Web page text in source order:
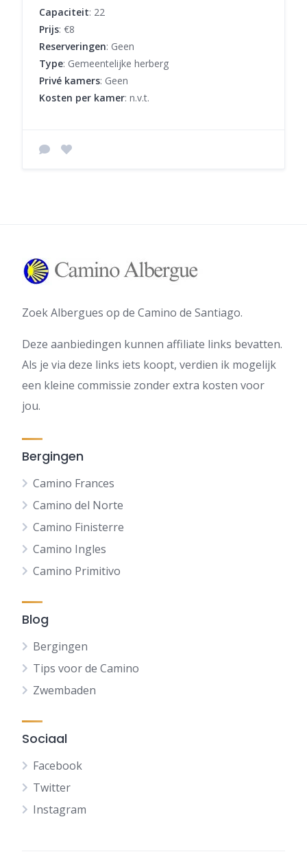
Capaciteit: 22
Prijs: €8
Reserveringen: Geen
Type: Gemeentelijke herberg
Privé kamers: Geen
Kosten per kamer: n.v.t.
Zoek Albergues op de Camino de Santiago.
Deze aanbiedingen kunnen affiliate links bevatten.
Als je via deze links iets koopt, verdien ik mogelijk
een kleine commissie zonder extra kosten voor
jou.
Bergingen
Camino Frances
Camino del Norte
Camino Finisterre
Camino Ingles
Camino Primitivo
Blog
Bergingen
Tips voor de Camino
Zwembaden
Sociaal
Facebook
Twitter
Instagram